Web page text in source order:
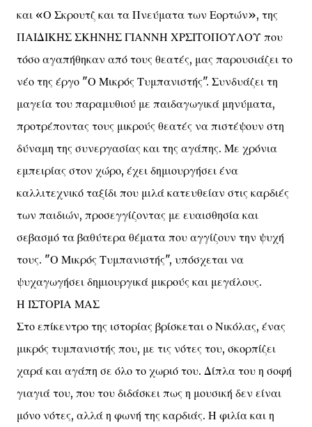
και «Ο Σκρουτζ και τα Πνεύματα των Εορτών», της
ΠΑΙΔΙΚΗΣ ΣΚΗΝΗΣ ΓΙΑΝΝΗ ΧΡΣΙΤΟΠΟΥΛΟΥ που
τόσο αγαπήθηκαν από τους θεατές, μας παρουσιάζει το
νέο της έργο "Ο Μικρός Τυμπανιστής". Συνδυάζει τη
μαγεία του παραμυθιού με παιδαγωγικά μηνύματα,
προτρέποντας τους μικρούς θεατές να πιστέψουν στη
δύναμη της συνεργασίας και της αγάπης. Με χρόνια
εμπειρίας στον χώρο, έχει δημιουργήσει ένα
καλλιτεχνικό ταξίδι που μιλά κατευθείαν στις καρδιές
των παιδιών, προσεγγίζοντας με ευαισθησία και
σεβασμό τα βαθύτερα θέματα που αγγίζουν την ψυχή
τους. "Ο Μικρός Τυμπανιστής", υπόσχεται να
ψυχαγωγήσει δημιουργικά μικρούς και μεγάλους.
Η ΙΣΤΟΡΙΑ ΜΑΣ
Στο επίκεντρο της ιστορίας βρίσκεται ο Νικόλας, ένας
μικρός τυμπανιστής που, με τις νότες του, σκορπίζει
χαρά και αγάπη σε όλο το χωριό του. Δίπλα του η σοφή
γιαγιά του, που του διδάσκει πως η μουσική δεν είναι
μόνο νότες, αλλά η φωνή της καρδιάς. Η φιλία και η